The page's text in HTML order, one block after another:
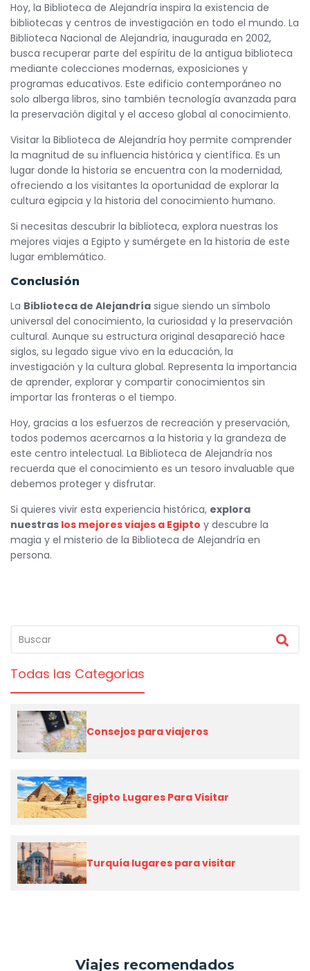
Hoy, la Biblioteca de Alejandría inspira la existencia de
bibliotecas y centros de investigación en todo el mundo. La
Biblioteca Nacional de Alejandría, inaugurada en 2002,
busca recuperar parte del espíritu de la antigua biblioteca
mediante colecciones modernas, exposiciones y
programas educativos. Este edificio contemporáneo no
solo alberga libros, sino también tecnología avanzada para
la preservación digital y el acceso global al conocimiento.
Visitar la Biblioteca de Alejandría hoy permite comprender
la magnitud de su influencia histórica y científica. Es un
lugar donde la historia se encuentra con la modernidad,
ofreciendo a los visitantes la oportunidad de explorar la
cultura egipcia y la historia del conocimiento humano.
Si necesitas descubrir la biblioteca, explora nuestras los
mejores viajes a Egipto y sumérgete en la historia de este
lugar emblemático.
Conclusión
La Biblioteca de Alejandría sigue siendo un símbolo
universal del conocimiento, la curiosidad y la preservación
cultural. Aunque su estructura original desapareció hace
siglos, su legado sigue vivo en la educación, la
investigación y la cultura global. Representa la importancia
de aprender, explorar y compartir conocimientos sin
importar las fronteras o el tiempo.
Hoy, gracias a los esfuerzos de recreación y preservación,
todos podemos acercarnos a la historia y la grandeza de
este centro intelectual. La Biblioteca de Alejandría nos
recuerda que el conocimiento es un tesoro invaluable que
debemos proteger y disfrutar.
Si quieres vivir esta experiencia histórica, explora
nuestras los mejores viajes a Egipto y descubre la
magia y el misterio de la Biblioteca de Alejandría en
persona.
Todas las Categorias
Consejos para viajeros
Egipto Lugares Para Visitar
Turquía lugares para visitar
Viajes recomendados